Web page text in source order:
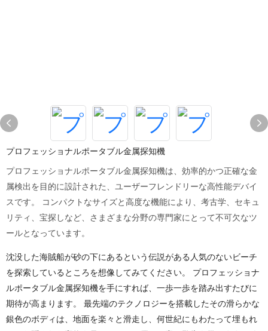
プロフェッショナルポータブル金属探知機
プロフェッショナルポータブル金属探知機は、効率的かつ正確な金
属検出を目的に設計された、ユーザーフレンドリーな高性能デバイ
スです。 コンパクトなサイズと高度な機能により、考古学、セキュ
リティ、宝探しなど、さまざまな分野の専門家にとって不可欠なツ
ールとなっています。
沈没した海賊船が砂の下にあるという伝説がある人気のないビーチ
を探索しているところを想像してみてください。 プロフェッショナ
ルポータブル金属探知機を手にすれば、一歩一歩を踏み出すたびに
期待が高まります。 最先端のテクノロジーを搭載したその滑らかな
銀色のボディは、地面を楽々と滑走し、何世紀にもわたって埋もれ